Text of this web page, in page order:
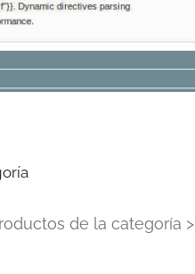
de la categoría >